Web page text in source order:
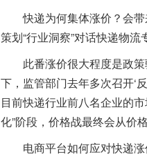
快递为何集体涨价？会带
策划“行业洞察”对话快递物
此番涨价很大程度是政策
下，监管部门去年多次召开‘
目前快递行业前八名企业的
化”阶段，价格战最终会从价
电商平台如何应对快递涨